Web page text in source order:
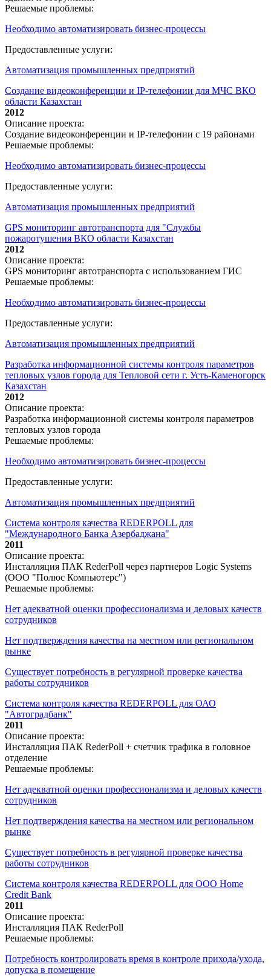
Решаемые проблемы:
Необходимо автоматизировать бизнес-процессы
Предоставленные услуги:
Автоматизация промышленных предприятий
Создание видеоконференции и IP-телефонии для МЧС ВКО
области Казахстан
2012
Описание проекта:
Создание видеоконференции и IP-телефонии с 19 районами
Решаемые проблемы:
Необходимо автоматизировать бизнес-процессы
Предоставленные услуги:
Автоматизация промышленных предприятий
GPS мониторинг автотранспорта для "Службы
пожаротушения ВКО области Казахстан
2012
Описание проекта:
GPS мониторинг автотранспорта с использованием ГИС
Решаемые проблемы:
Необходимо автоматизировать бизнес-процессы
Предоставленные услуги:
Автоматизация промышленных предприятий
Разработка информационной системы контроля параметров
тепловых узлов города для Тепловой сети г. Усть-Каменогорск
Казахстан
2012
Описание проекта:
Разработка информационной системы контроля параметров
тепловых узлов города
Решаемые проблемы:
Необходимо автоматизировать бизнес-процессы
Предоставленные услуги:
Автоматизация промышленных предприятий
Система контроля качества REDERPOLL для
"Международного Банка Азербаджана"
2011
Описание проекта:
Инсталляция ПАК RederPoll через партнеров Logic Systems
(ООО "Полюс Компьютерс")
Решаемые проблемы:
Нет адекватной оценки профессионализма и деловых качеств
сотрудников
Нет подтверждения качества на местном или региональном
рынке
Существует потребность в регулярной проверке качества
работы сотрудников
Система контроля качества REDERPOLL для ОАО
"Автоградбанк"
2011
Описание проекта:
Инсталляция ПАК RederPoll + счетчик трафика в головное
отделение
Решаемые проблемы:
Нет адекватной оценки профессионализма и деловых качеств
сотрудников
Нет подтверждения качества на местном или региональном
рынке
Существует потребность в регулярной проверке качества
работы сотрудников
Система контроля качества REDERPOLL для ООО Home
Credit Bank
2011
Описание проекта:
Инсталляция ПАК RederPoll
Решаемые проблемы:
Потребность контролировать время в контроле прихода/ухода,
допуска в помещение